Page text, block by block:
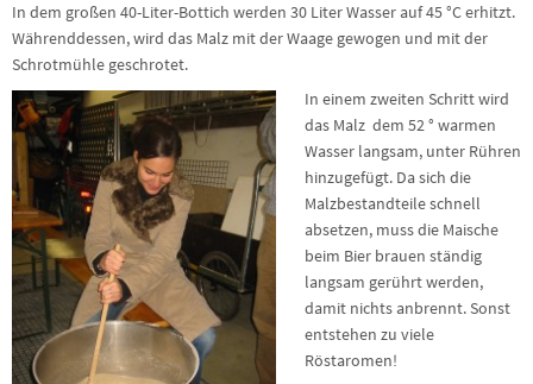
In dem großen 40-Liter-Bottich werden 30 Liter Wasser auf 45 °C erhitzt.
Währenddessen, wird das Malz mit der Waage gewogen und mit der
Schrotmühle geschrotet.
In einem zweiten Schritt wird
das Malz dem 52 ° warmen
Wasser langsam, unter Rühren
hinzugefügt. Da sich die
Malzbestandteile schnell
absetzen, muss die Maische
beim Bier brauen ständig
langsam gerührt werden,
damit nichts anbrennt. Sonst
entstehen zu viele
Röstaromen!